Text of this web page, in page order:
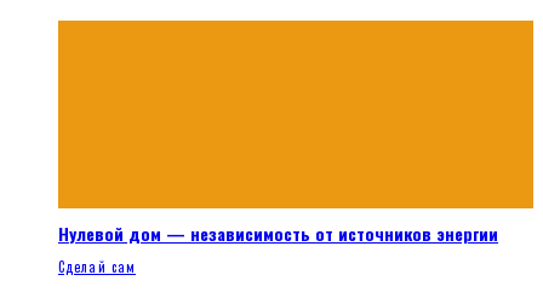
Нулевой дом — независимость от источников энергии
Сделай сам